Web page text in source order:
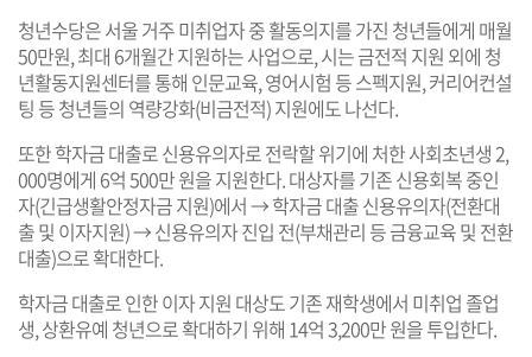
청년수당은 서울 거주 미취업자 중 활동의지를 가진 청년들에게 매월
50만원, 최대 6개월간 지원하는 사업으로, 시는 금전적 지원 외에 청
년활동지원센터를 통해 인문교육, 영어시험 등 스펙지원, 커리어컨설
팅 등 청년들의 역량강화(비금전적) 지원에도 나선다.
또한 학자금 대출로 신용유의자로 전락할 위기에 처한 사회초년생 2,
000명에게 6억 500만 원을 지원한다. 대상자를 기존 신용회복 중인
자(긴급생활안정자금 지원)에서 → 학자금 대출 신용유의자(전환대
출 및 이자지원) → 신용유의자 진입 전(부채관리 등 금융교육 및 전환
대출)으로 확대한다.
학자금 대출로 인한 이자 지원 대상도 기존 재학생에서 미취업 졸업
생, 상환유예 청년으로 확대하기 위해 14억 3,200만 원을 투입한다.